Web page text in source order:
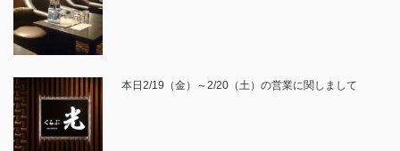
本日2/19（金）～2/20（土）の営業に関しまして